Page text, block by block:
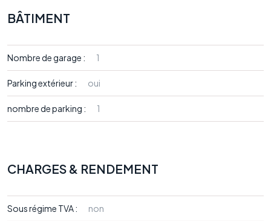
BÂTIMENT
Nombre de garage : 1
Parking extérieur : oui
nombre de parking : 1
CHARGES & RENDEMENT
Sous régime TVA : non